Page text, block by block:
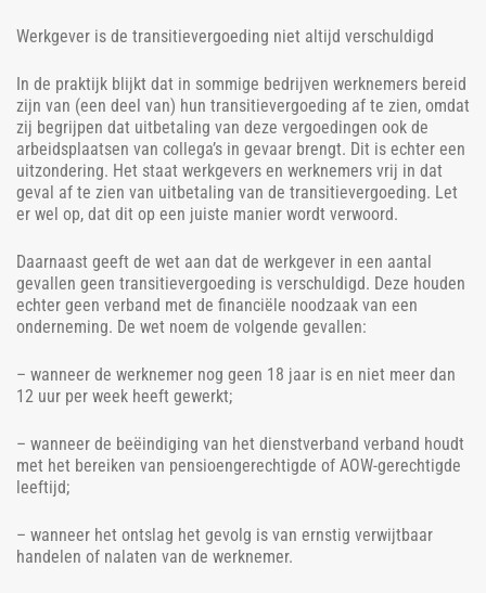
Werkgever is de transitievergoeding niet altijd verschuldigd
In de praktijk blijkt dat in sommige bedrijven werknemers bereid
zijn van (een deel van) hun transitievergoeding af te zien, omdat
zij begrijpen dat uitbetaling van deze vergoedingen ook de
arbeidsplaatsen van collega’s in gevaar brengt. Dit is echter een
uitzondering. Het staat werkgevers en werknemers vrij in dat
geval af te zien van uitbetaling van de transitievergoeding. Let
er wel op, dat dit op een juiste manier wordt verwoord.
Daarnaast geeft de wet aan dat de werkgever in een aantal
gevallen geen transitievergoeding is verschuldigd. Deze houden
echter geen verband met de financiële noodzaak van een
onderneming. De wet noem de volgende gevallen:
– wanneer de werknemer nog geen 18 jaar is en niet meer dan
12 uur per week heeft gewerkt;
– wanneer de beëindiging van het dienstverband verband houdt
met het bereiken van pensioengerechtigde of AOW-gerechtigde
leeftijd;
– wanneer het ontslag het gevolg is van ernstig verwijtbaar
handelen of nalaten van de werknemer.